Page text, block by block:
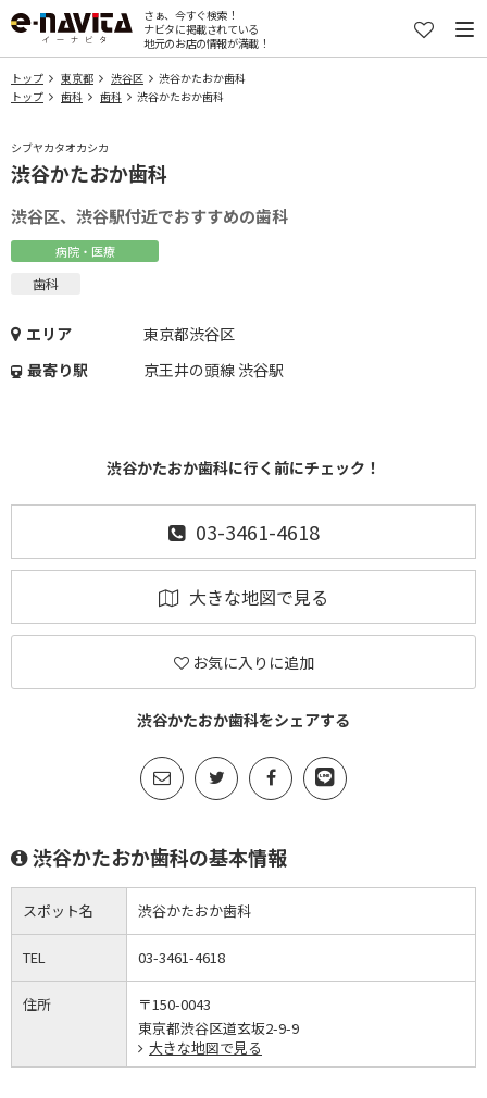
さぁ、今すぐ検索！
ナビタに掲載されている
地元のお店の情報が満載！
トップ 東京都 渋谷区
渋谷かたおか歯科
トップ
歯科 歯科 渋谷かたおか歯科
シブヤカタオカシカ
渋谷かたおか歯科
渋谷区、渋谷駅付近でおすすめの歯科
病院・医療
歯科
エリア
東京都渋谷区
最寄り駅
京王井の頭線 渋谷駅
渋谷かたおか歯科に行く前にチェック！
03-3461-4618
大きな地図で見る
お気に入りに追加
渋谷かたおか歯科をシェアする
渋谷かたおか歯科の基本情報
スポット名 渋谷かたおか歯科
TEL 03-3461-4618
住所
〒150-0043
東京都渋谷区道玄坂2-9-9
大きな地図で見る